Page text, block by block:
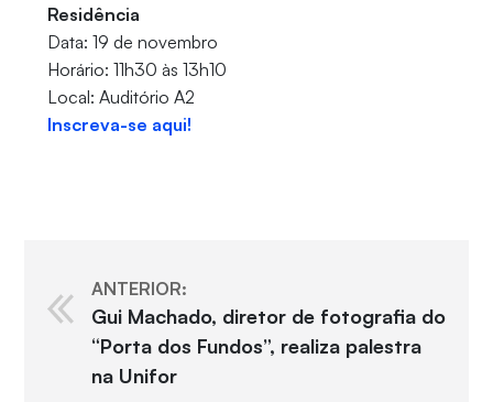
Residência
Data: 19 de novembro
Horário: 11h30 às 13h10
Local: Auditório A2
Inscreva-se aqui!
ANTERIOR:
Gui Machado, diretor de fotografia do
“Porta dos Fundos”, realiza palestra
na Unifor